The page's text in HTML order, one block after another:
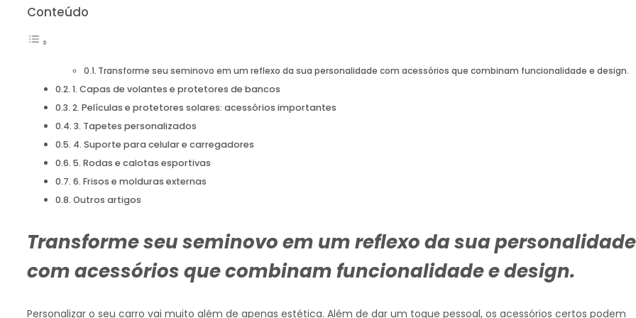
Conteúdo
Transforme seu seminovo em um reflexo da sua personalidade com acessórios que combinam funcionalidade e design.
1. Capas de volantes e protetores de bancos
2. Películas e protetores solares: acessórios importantes
3. Tapetes personalizados
4. Suporte para celular e carregadores
5. Rodas e calotas esportivas
6. Frisos e molduras externas
Outros artigos
Transforme seu seminovo em um reflexo da sua personalidade
com acessórios que combinam funcionalidade e design.
Personalizar o seu carro vai muito além de apenas estética. Além de dar um toque pessoal, os acessórios certos podem